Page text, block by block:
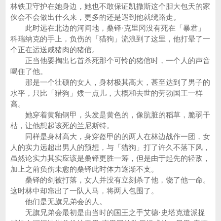
林铁卫守护在她身边，她也不敢保证凯撒斯这个胆大包天的家
伙会不会做出什么来，更多的还是遇到他就绕路走。
此时远在北边的河间地，桑铎·克里冈没有死在「暴君」
科瑞纳克的手上，负伤的「猎狗」流浪到了这里，他打晕了一
个正在运送咸猪肉的猪倌。
正当他要掏出匕首杀死那个可怜的猪倌时，一个人的声音
喝住了他。
那是一个壮硕的女人，身材极其高大，甚至达到了男子的
水平，只比「猎狗」矮一点儿，大概和去世的劳勃国王一样
高。
她穿着黄釉钢甲，头发是黄色的，像肮脏的稻草，脆弱干
枯，让他想起该死的兰尼斯特。
同样是身材高大，身穿盔甲的的两人在林边战作一团，女
人的实力远超出男人的预想，与「猎狗」打了许久不落下风，
虽然论实力其实应该是桑铎更胜一筹，但是由于起先的轻敌，
加上之前负伤未愈的桑铎此时体力逐渐不支。
桑铎的剑被打落，女人并没有立刻杀了他，饶了他一命。
这时林中却窜出了一队人马，将两人包围了。
他们是无旗兄弟会的人。
无旗兄弟会最初是由当时的国王之手艾德·史塔克遣派捉